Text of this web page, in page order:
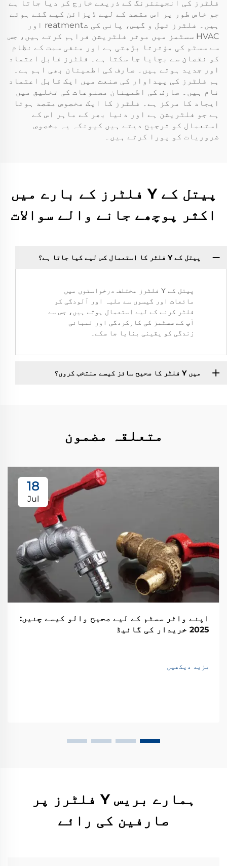
فلٹرز کی انجینئرنگ کے ذریعے خارج کر دیا جاتا ہے
جو خاص طور پر اس مقصد کے لیے ڈیزائن کیے گئے ہوتے
ہیں۔ فلٹرز تیل و گیس، پانی کی تreatment اور
HVAC سسٹمز میں موثر فلٹریشن فراہم کرتے ہیں، جس
سے سسٹم کی مؤثرتا بڑھتی ہے اور منفی سمت کے نظام
کو نقصان سے بچایا جا سکتا ہے۔ فلٹرز قابل اعتماد
اور جدید ہوتے ہیں۔ صارف کی اطمینان بھی اہم ہے۔
ہم فلٹرز کی پیداوار کی صنعت میں ایک قابل اعتماد
نام ہیں۔ صارف کی اطمینان مصنوعات کی تخلیق میں
ایجاد کا مرکز ہے۔ فلٹرز کا ایک مخصوص مقصد ہوتا
ہے جو فلٹریشن ہے اور دنیا بھر کے ماہر اس کے
استعمال کو ترجیح دیتے ہیں کیونکہ یہ مخصوص
ضروریات کو پورا کرتے ہیں۔
پیتل کے Y فلٹرز کے بارے میں
اکثر پوچھے جانے والے سوالات
پیتل کے Y فلٹر کا استعمال کس لیے کیا جاتا ہے؟
پیتل کے Y فلٹرز مختلف درخواستوں میں
مائعات اور گیسوں سے ملبہ اور آلودگی کو
فلٹر کرنے کے لیے استعمال ہوتے ہیں، جس سے
آپ کے سسٹمز کی کارکردگی اور لمبائی
زندگی کو یقینی بنایا جا سکے۔
میں Y فلٹر کا صحیح سائز کیسے منتخب کروں؟
متعلقہ مضمون
18
Jul
اپنے واٹر سسٹم کے لیے صحیح والو کیسے چنیں:
2025 خریدار کی گائیڈ
مزید دیکھیں
ہمارے بریس Y فلٹرز پر
صارفین کی رائے